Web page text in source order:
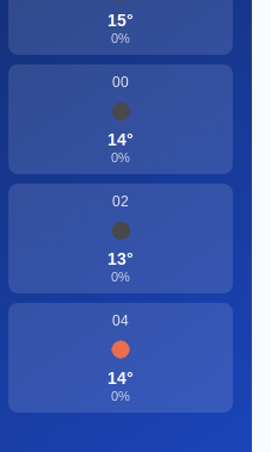
15°
0%
00
14°
0%
02
13°
0%
04
14°
0%